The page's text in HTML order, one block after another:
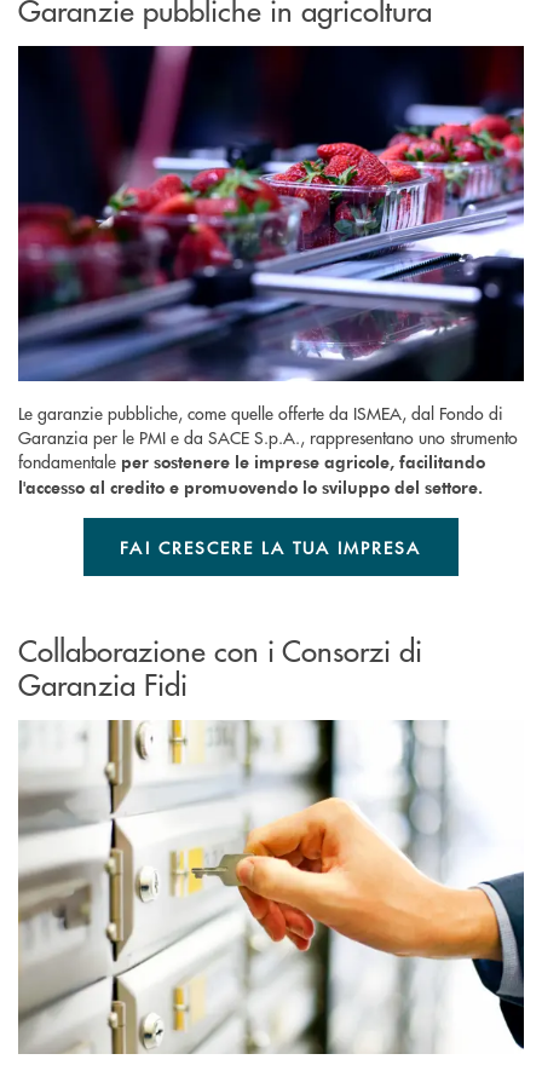
Garanzie pubbliche in agricoltura
Le garanzie pubbliche, come quelle offerte da ISMEA, dal Fondo di
Garanzia per le PMI e da SACE S.p.A., rappresentano uno strumento
fondamentale per sostenere le imprese agricole, facilitando
l'accesso al credito e promuovendo lo sviluppo del settore.
FAI CRESCERE LA TUA IMPRESA
Collaborazione con i Consorzi di
Garanzia Fidi